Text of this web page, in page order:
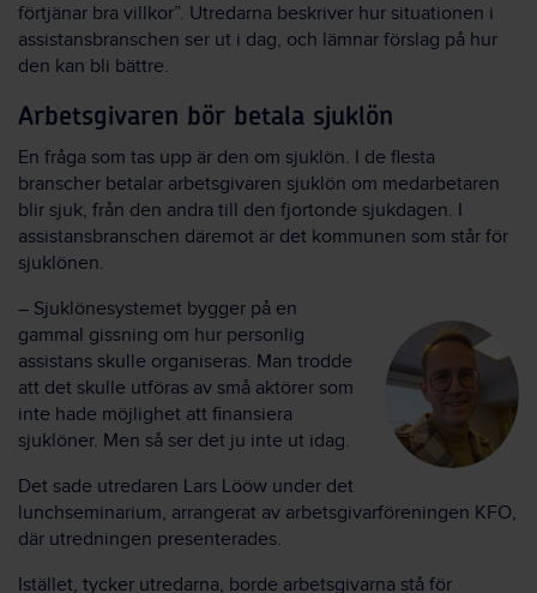
förtjänar bra villkor”. Utredarna beskriver hur situationen i
assistansbranschen ser ut i dag, och lämnar förslag på hur
den kan bli bättre.
Arbetsgivaren bör betala sjuklön
En fråga som tas upp är den om sjuklön. I de flesta
branscher betalar arbetsgivaren sjuklön om medarbetaren
blir sjuk, från den andra till den fjortonde sjukdagen. I
assistansbranschen däremot är det kommunen som står för
sjuklönen.
– Sjuklönesystemet bygger på en
gammal gissning om hur personlig
assistans skulle organiseras. Man trodde
att det skulle utföras av små aktörer som
inte hade möjlighet att finansiera
sjuklöner. Men så ser det ju inte ut idag.
Det sade utredaren Lars Lööw under det
lunchseminarium, arrangerat av arbetsgivarföreningen KFO,
där utredningen presenterades.
Istället, tycker utredarna, borde arbetsgivarna stå för